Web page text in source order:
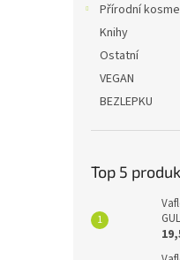
Přírodní
Knihy
Ostatní
VEGAN
BEZLEPKU
Top 5